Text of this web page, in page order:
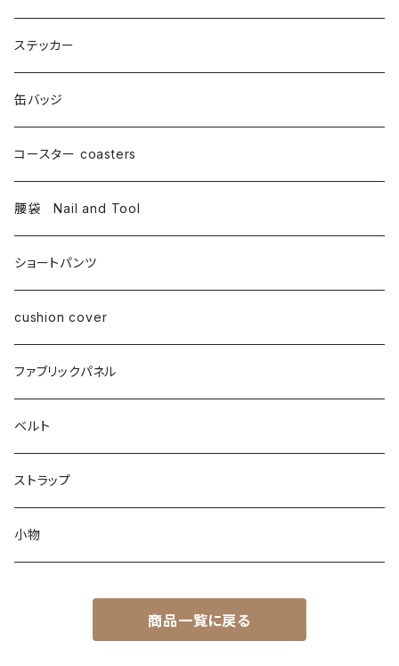
ステッカー
缶バッジ
コースター coasters
腰袋 Nail and Tool
ショートパンツ
cushion cover
ファブリックパネル
ベルト
ストラップ
小物
商品一覧に戻る